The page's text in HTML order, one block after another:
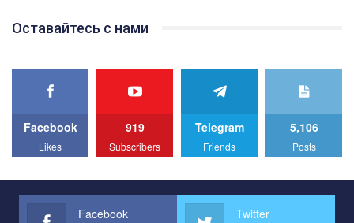
best video, representing programme for the development of
We appeal to your support and ask to help us implement our plan
All you have to do is to press "Like" below the video.
Эмоционально сильный ролик от команды "Гей-альянс
представляющий программу развития организации.
Оставайтесь с нами
Facebook
Likes
919
Subscribers
Telegram
Friends
5,106
Posts
Facebook Twitter